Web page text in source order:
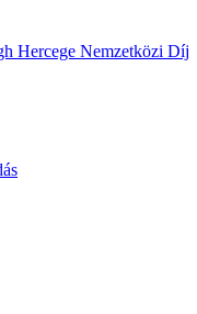
Hercege Nemzetközi Díj